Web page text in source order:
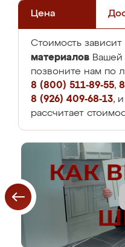
Цена
Стоимость зависит
материалов Вашей
позвоните нам по
8 (800) 511-89-55,
8 (926) 409-68-13,
рассчитает